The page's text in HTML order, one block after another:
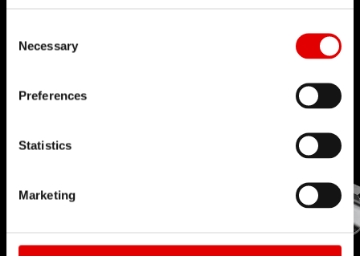
Necessary
Preferences
Statistics
Marketing